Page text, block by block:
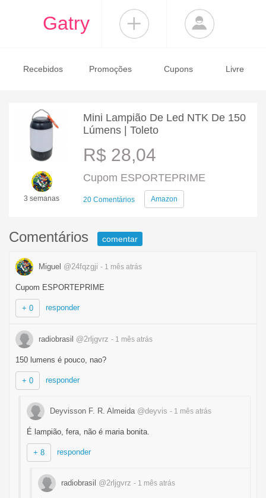
Gatry
Recebidos Promoções Cupons Livre
3 semanas
Mini Lampião De Led NTK De 150
Lúmens | Toleto
R$ 28,04
Cupom ESPORTEPRIME
20 Comentários Amazon
Comentários comentar
Miguel @24fqzgji - 1 mês atrás
Cupom ESPORTEPRIME
+ 0 responder
radiobrasil @2rljgvrz - 1 mês atrás
150 lumens é pouco, nao?
+ 0 responder
Deyvisson F. R. Almeida @deyvis - 1 mês atrás
É lampião, fera, não é maria bonita.
+ 8 responder
radiobrasil @2rljgvrz - 1 mês atrás